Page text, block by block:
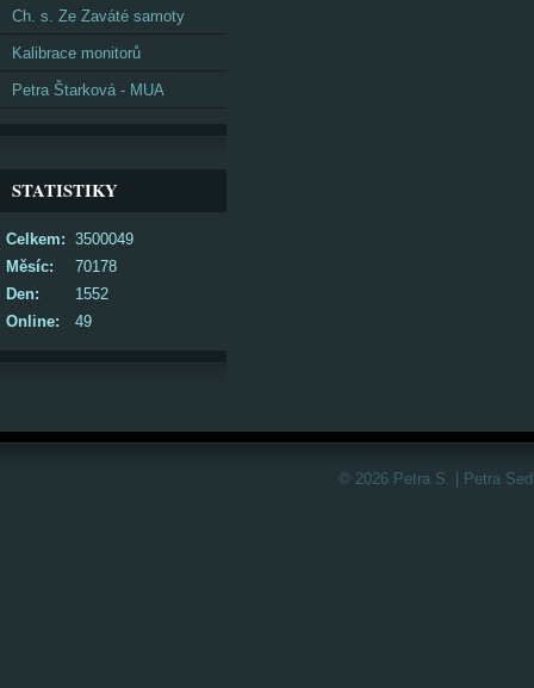
Ch. s. Ze Zaváté samoty
Kalibrace monitorů
Petra Štarková - MUA
STATISTIKY
Online: 49
Celkem: 3500049
Měsíc:
70178
Den:
1552
© 2026 Petra S. | Petra